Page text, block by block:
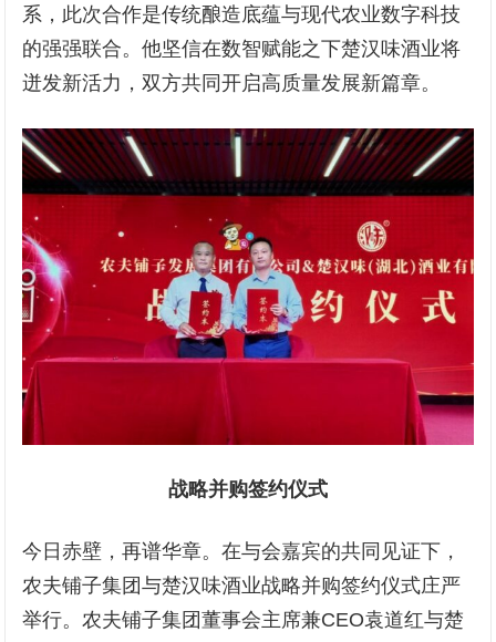
系，此次合作是传统酿造底蕴与现代农业数字科技
的强强联合。他坚信在数智赋能之下楚汉味酒业将
迸发新活力，双方共同开启高质量发展新篇章。
战略并购签约仪式
今日赤壁，再谱华章。在与会嘉宾的共同见证下，
农夫铺子集团与楚汉味酒业战略并购签约仪式庄严
举行。农夫铺子集团董事会主席兼CEO袁道红与楚